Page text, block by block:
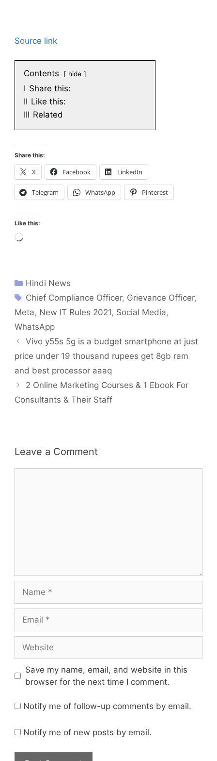
Source link
Contents hide
I Share this:
II Like this:
III Related
Share this:
X Facebook LinkedIn
Telegram WhatsApp Pinterest
Like this:
Loading…
Hindi News
Chief Compliance Officer, Grievance Officer,
Meta, New IT Rules 2021, Social Media,
WhatsApp
Vivo y55s 5g is a budget smartphone at just
price under 19 thousand rupees get 8gb ram
and best processor aaaq
2 Online Marketing Courses & 1 Ebook For
Consultants & Their Staff
Leave a Comment
Save my name, email, and website in this
browser for the next time I comment.
Notify me of follow-up comments by email.
Notify me of new posts by email.